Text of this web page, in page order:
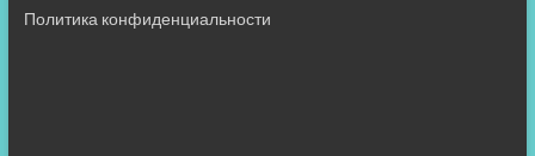
Политика конфиденциальности